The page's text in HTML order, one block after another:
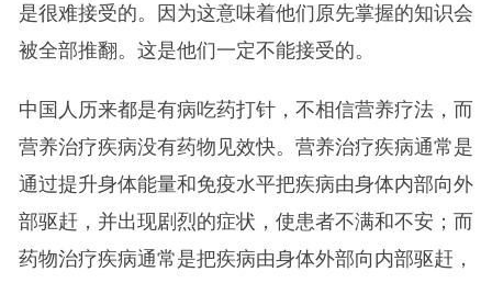
是很难接受的。因为这意味着他们原先掌握的知识会
被全部推翻。这是他们一定不能接受的。
中国人历来都是有病吃药打针，不相信营养疗法，而
营养治疗疾病没有药物见效快。营养治疗疾病通常是
通过提升身体能量和免疫水平把疾病由身体内部向外
部驱赶，并出现剧烈的症状，使患者不满和不安；而
药物治疗疾病通常是把疾病由身体外部向内部驱赶，